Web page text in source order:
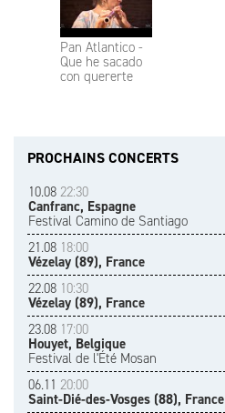
Pan Atlantico -
Que he sacado
con quererte
PROCHAINS CONCERTS
10.08 22:30
Canfranc, Espagne
Festival Camino de Santiago
21.08 18:00
Vézelay (89), France
22.08 10:30
Vézelay (89), France
23.08 17:00
Houyet, Belgique
Festival de l'Été Mosan
06.11 20:00
Saint-Dié-des-Vosges (88), France